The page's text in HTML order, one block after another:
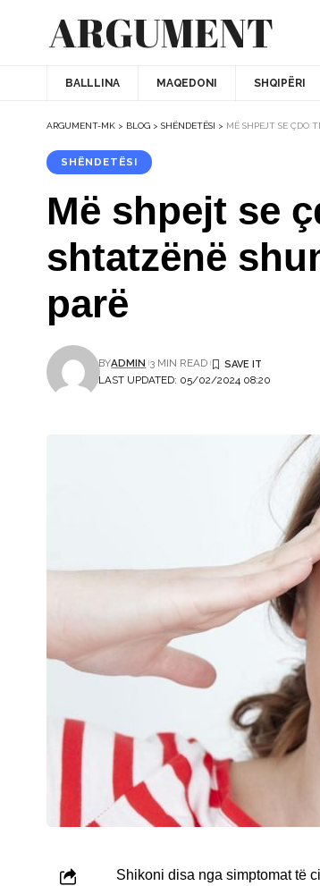
BALLLINA MAQEDONI SHQIPËRI
ARGUMENT-MK > BLOG > SHËNDETËSI > MË SHPEJT SE ÇDO
SHËNDETËSI
Më shpejt se
shtatzënë
parë
LAST UPDATED: 05/02/2024 08:20
BYADMIN 3 MIN READ
Shikoni disa nga simptomat të